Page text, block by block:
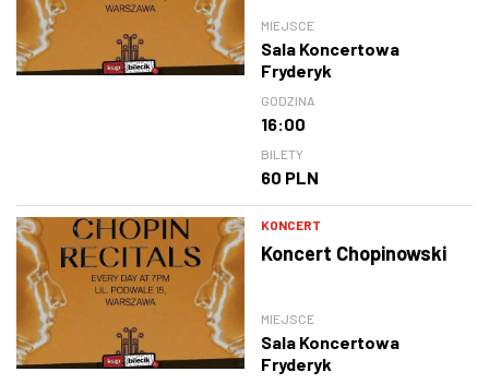
MIEJSCE
Sala Koncertowa
Fryderyk
GODZINA
16:00
BILETY
60 PLN
KONCERT
Koncert Chopinowski
MIEJSCE
Sala Koncertowa
Fryderyk